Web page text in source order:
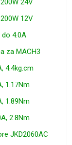
24V
12V
4.0A
za MACH3
4.4kg.cm
1.17Nm
1.89Nm
2.8Nm
JKD2060AC